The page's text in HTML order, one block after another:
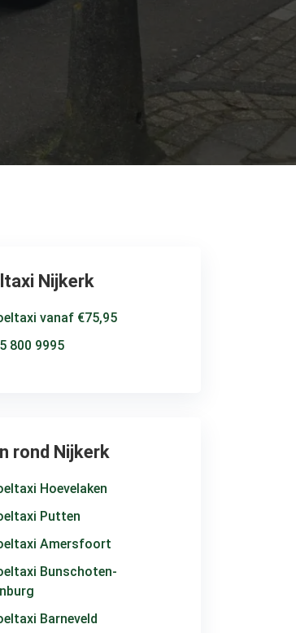
Nijkerk
vanaf €75,95
800 9995
rond Nijkerk
Hoevelaken
Putten
Amersfoort
Bunschoten-
Barneveld